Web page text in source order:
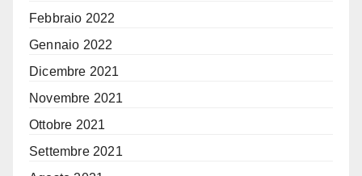
Febbraio 2022
Gennaio 2022
Dicembre 2021
Novembre 2021
Ottobre 2021
Settembre 2021